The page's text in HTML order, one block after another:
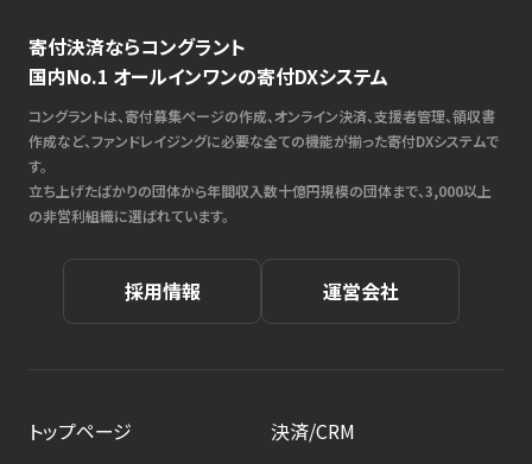
寄付決済ならコングラント
国内No.1 オールインワンの寄付DXシステム
コングラントは、寄付募集ページの作成、オンライン決済、支援者管理、領収書
作成など、ファンドレイジングに必要な全ての機能が揃った寄付DXシステムで
す。
立ち上げたばかりの団体から年間収入数十億円規模の団体まで、3,000以上
の非営利組織に選ばれています。
採用情報 運営会社
トップページ
決済/CRM